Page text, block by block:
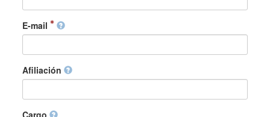
E-mail
Afiliación
Cargo